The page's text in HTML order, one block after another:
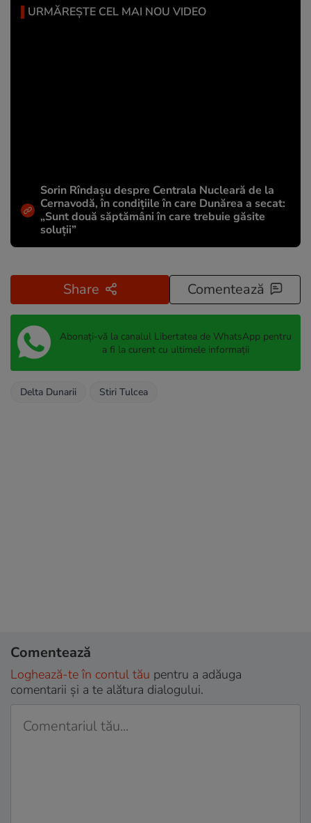
URMĂREȘTE CEL MAI NOU VIDEO
Sorin Rîndașu despre Centrala Nucleară de la
Cernavodă, în condițiile în care Dunărea a secat:
„Sunt două săptămâni în care trebuie găsite
soluții”
Share Comentează
Abonați-vă la canalul Libertatea de WhatsApp pentru
a fi la curent cu ultimele informații
Delta Dunarii Stiri Tulcea
Comentează
Loghează-te în contul tău pentru a adăuga
comentarii și a te alătura dialogului.